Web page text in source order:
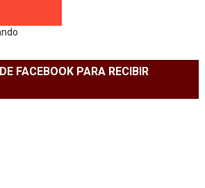
FACEBOOK PARA RECIBIR